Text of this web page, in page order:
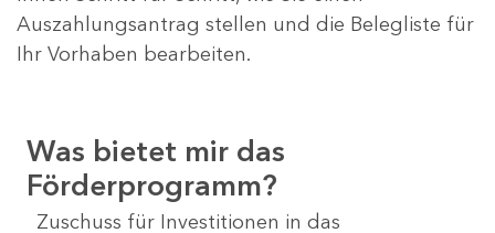
Auszahlungsantrag stellen und die Belegliste für
Ihr Vorhaben bearbeiten.
Was bietet mir das
Förderprogramm?
Zuschuss für Investitionen in das